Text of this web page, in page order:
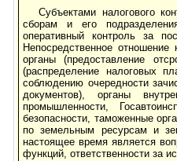
Субъектами налогового
сборам и его
оперативный контроль за
Непосредственное
органы (предоставление
(распределение налоговых
соблюдению очередности
документов), органы
промышленности,
безопасности, таможенные
по земельным ресурсам и
настоящее время является
функций, ответственности за